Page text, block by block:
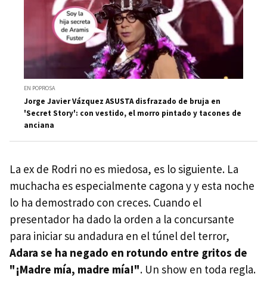
EN POPROSA
Jorge Javier Vázquez ASUSTA disfrazado de bruja en
'Secret Story': con vestido, el morro pintado y tacones de
anciana
La ex de Rodri no es miedosa, es lo siguiente. La
muchacha es especialmente cagona y y esta noche
lo ha demostrado con creces. Cuando el
presentador ha dado la orden a la concursante
para iniciar su andadura en el túnel del terror,
Adara se ha negado en rotundo entre gritos de
"¡Madre mía, madre mía!". Un show en toda regla.